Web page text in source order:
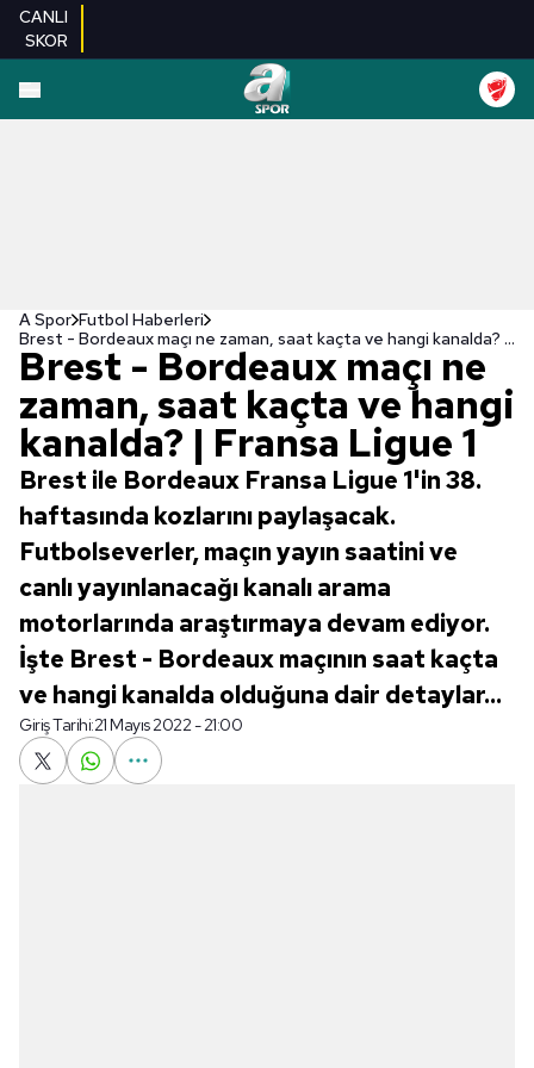
CANLI
SKOR
A Spor Futbol Haberleri
Brest - Bordeaux maçı ne zaman, saat kaçta ve hangi kanalda? | Fransa Ligue 1
Brest - Bordeaux maçı ne
zaman, saat kaçta ve hangi
kanalda? | Fransa Ligue 1
Brest ile Bordeaux Fransa Ligue 1'in 38.
haftasında kozlarını paylaşacak.
Futbolseverler, maçın yayın saatini ve
canlı yayınlanacağı kanalı arama
motorlarında araştırmaya devam ediyor.
İşte Brest - Bordeaux maçının saat kaçta
ve hangi kanalda olduğuna dair detaylar...
Giriş Tarihi:21 Mayıs 2022 - 21:00